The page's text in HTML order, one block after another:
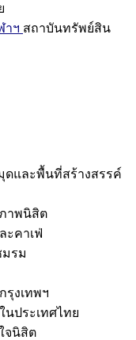
าฯ สถาบันทรัพย์สิน
ดและพื้นที่สร้างสรรค์
าพนิสิต
ะคาเฟ่
รม
รุงเทพฯ
นประเทศไทย
จนิสิต